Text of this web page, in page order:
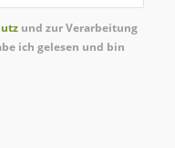
und zur Verarbeitung
ich gelesen und bin